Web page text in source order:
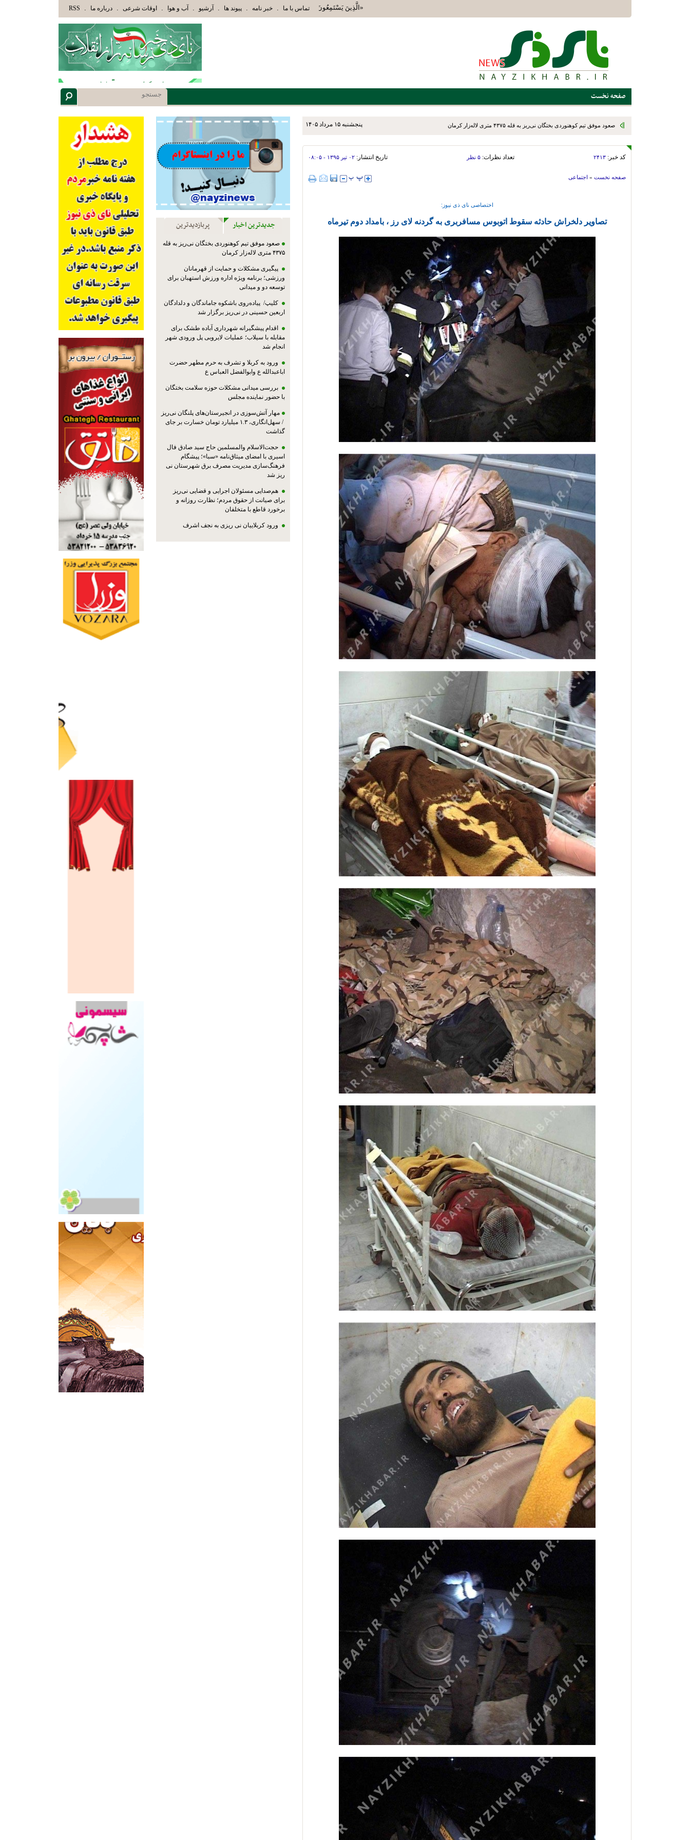
«الَّذِينَ يَسْتَمِعُونَ الْقَوْلَ فَيَتَّبِعُونَ أَحْسَنَهُ أُوْلَئِكَ الَّذِينَ هَدَاهُمُ اللَّهُ وَأُوْلَئِكَ هُمْ أُوْلُوا الْأَلْبَابِ» عاقلان هدایت یافته،حرفها را میشنوند و سپس
تماس با ما . خبر نامه . پیوند ها . آرشیو . آب و هوا . اوقات شرعی . درباره ما .
RSS
صفحه نخست
پنجشنبه ۱۵ مرداد ۱۴۰۵ پیگیری مشکلات و حمایت از قهرمانان ورزشی؛ برنامه ویژه اداره ورزش استهبان برای توسعه دو و
کد خبر: ۲۴۱۳ تعداد نظرات: ۵ نظر تاریخ انتشار: ۰۲ تير ۱۳۹۵ - ۰۸:۰۵
صفحه نخست » اجتماعی
اختصاصی نای ذی نیوز:
تصاویر دلخراش حادثه سقوط اتوبوس مسافربری به گردنه لای رز ، بامداد دوم تیرماه جدیدترین اخبار پربازدیدترین
صعود موفق تیم کوهنوردی بختگان نی‌ریز به قله
۴۳۷۵ متری لاله‌زار کرمان
پیگیری مشکلات و حمایت از قهرمانان
ورزشی؛ برنامه ویژه اداره ورزش استهبان برای
توسعه دو و میدانی
کلیپ/ پیاده‌روی باشکوه جاماندگان و دلدادگان
اربعین حسینی در نی‌ریز برگزار شد
اقدام پیشگیرانه شهرداری آباده طشک برای
مقابله با سیلاب؛ عملیات لایروبی پل ورودی شهر
انجام شد
ورود به کربلا و تشرف به حرم مطهر حضرت
اباعبدالله ع وابوالفضل العباس ع
بررسی میدانی مشکلات حوزه سلامت بختگان
با حضور نماینده مجلس
مهار آتش‌سوزی در انجیرستان‌های پلنگان نی‌ریز
/ سهل‌انگاری، ۱.۳ میلیارد تومان خسارت بر جای
گذاشت
حجت‌الاسلام والمسلمین حاج سید صادق فال
اسیری با امضای میثاق‌نامه «سبا»؛ پیشگام
فرهنگ‌سازی مدیریت مصرف برق شهرستان نی
ریز شد
هم‌صدایی مسئولان اجرایی و قضایی نی‌ریز
برای صیانت از حقوق مردم؛ نظارت روزانه و
برخورد قاطع با متخلفان
ورود کربلاییان نی ریزی به نجف اشرف